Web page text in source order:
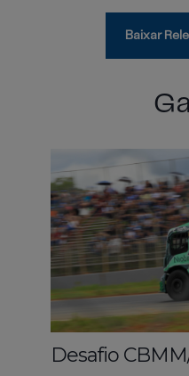
Baixar
Desafio